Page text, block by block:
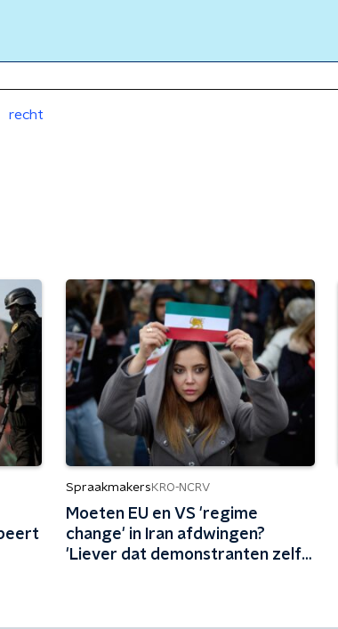
recht
Spraakmakers KRO-NCRV
Moeten EU en VS 'regime
change' in Iran afdwingen?
'Liever dat demonstranten zelf